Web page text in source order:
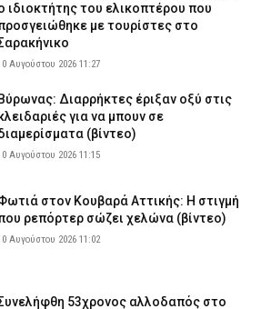
ιδιοκτήτης του ελικοπτέρου που
με τουρίστες στο
Αυγούστου 2026 11:27
Βύρωνας: Διαρρήκτες έριξαν οξύ στις
για να μπουν σε
(βίντεο)
Αυγούστου 2026 11:15
στον Κουβαρά Αττικής: Η στιγμή
ρεπόρτερ σώζει χελώνα (βίντεο)
Αυγούστου 2026 11:02
53χρονος αλλοδαπός στο